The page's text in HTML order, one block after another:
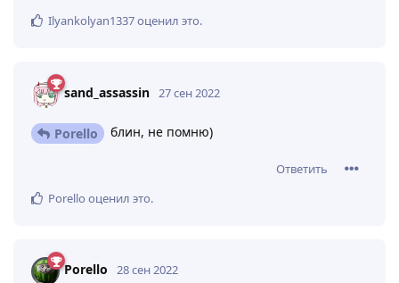
Ilyankolyan1337оценил это.
sand_assassin 27 сен 2022
Porello блин, не помню)
Ответить
Porello оценил это.
Porello 28 сен 2022